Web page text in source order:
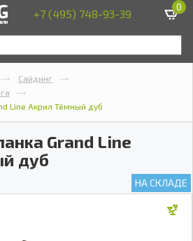
+7 (495) 748-93-39 0
Сайдинг
Line Акрил Тёмный дуб
Grand Line
дуб
НА СКЛАДЕ